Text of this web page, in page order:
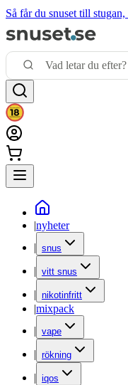
Så får du snuset till
|nyheter
| snus
| vitt snus
| nikotinfritt
|mixpack
| vape
| rökning
| iqos